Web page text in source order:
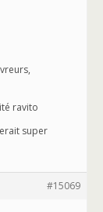
ravito
super
#15069